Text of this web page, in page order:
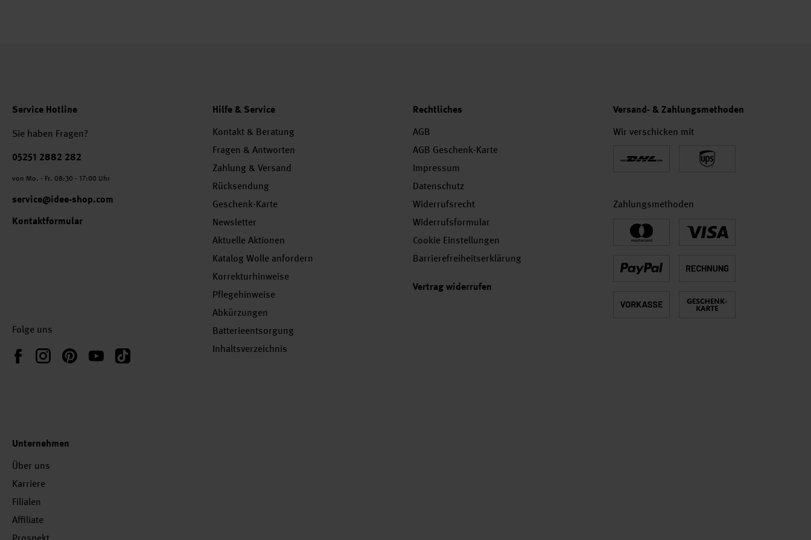
Service Hotline
Sie haben Fragen?
Telefonnummer
05251 2882 282
von Mo. - Fr. 08:30 - 17:00 Uhr
service@idee-shop.com
Kontaktformular
Folge uns
FacebookInstagramPinterestYouTubeTikTok
Hilfe & Service
Kontakt & Beratung
Fragen & Antworten
Zahlung & Versand
Rücksendung
Geschenk-Karte
Newsletter
Aktuelle Aktionen
Katalog Wolle anfordern
Korrekturhinweise
Pflegehinweise
Abkürzungen
Batterieentsorgung
Inhaltsverzeichnis
Rechtliches
AGB
AGB Geschenk-Karte
Impressum
Datenschutz
Widerrufsrecht
Widerrufsformular
Cookie Einstellungen
Barrierefreiheitserklärung
Vertrag widerrufen
Versand- & Zahlungsmethoden
Wir verschicken mit
Zahlungsmethoden
Unternehmen
Über uns
Karriere
Filialen
Affiliate